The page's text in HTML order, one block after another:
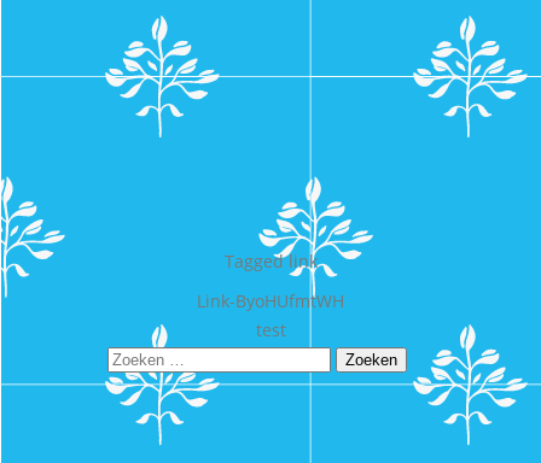
Taggedlink
Bericht
navigatie
Link-ByoHUfmtWH
test
Zoeken
naar: